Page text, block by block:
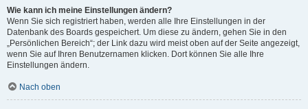
Wie kann ich meine Einstellungen ändern?
Wenn Sie sich registriert haben, werden alle Ihre Einstellungen in der
Datenbank des Boards gespeichert. Um diese zu ändern, gehen Sie in den
„Persönlichen Bereich“; der Link dazu wird meist oben auf der Seite angezeigt,
wenn Sie auf Ihren Benutzernamen klicken. Dort können Sie alle Ihre
Einstellungen ändern.
Nach oben